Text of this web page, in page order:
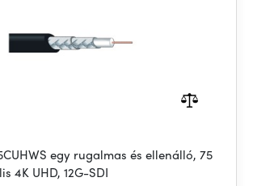
egy rugalmas és ellenálló, 75
4K UHD, 12G-SDI